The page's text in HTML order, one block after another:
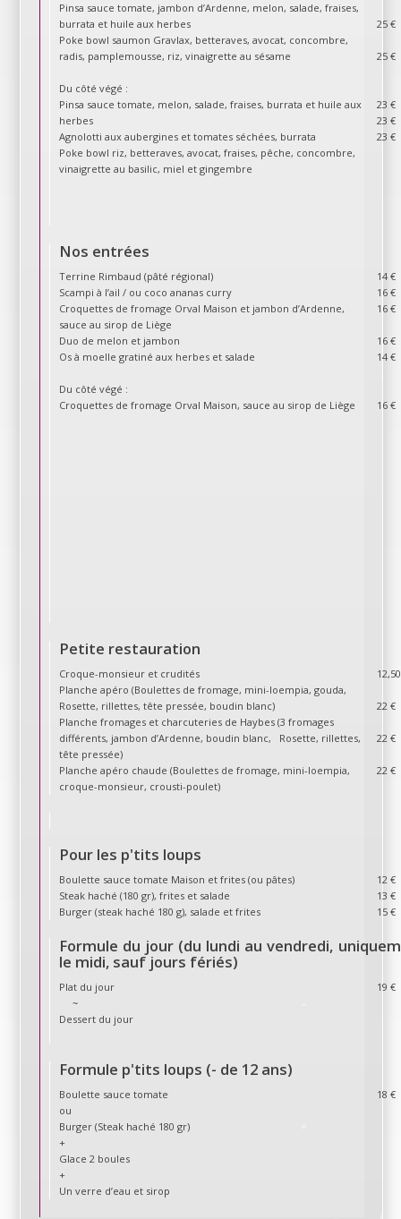
Pinsa sauce tomate, jambon d’Ardenne, melon, salade, fraises,
burrata et huile aux herbes
Poke bowl saumon Gravlax, betteraves, avocat, concombre,
radis, pamplemousse, riz, vinaigrette au sésame
Du côté végé :
Pinsa sauce tomate, melon, salade, fraises, burrata et huile aux
herbes
Agnolotti aux aubergines et tomates séchées, burrata
Poke bowl riz, betteraves, avocat, fraises, pêche, concombre,
vinaigrette au basilic, miel et gingembre
25 €
25 €
23 €
23 €
23 €
Nos entrées
Terrine Rimbaud (pâté régional)
Scampi à l’ail / ou coco ananas curry
Croquettes de fromage Orval Maison et jambon d’Ardenne,
sauce au sirop de Liège
Duo de melon et jambon
Os à moelle gratiné aux herbes et salade
Du côté végé :
Croquettes de fromage Orval Maison, sauce au sirop de Liège
14 €
16 €
16 €
16 €
14 €
16 €
Petite restauration
Croque-monsieur et crudités
Planche apéro (Boulettes de fromage, mini-loempia, gouda,
Rosette, rillettes, tête pressée, boudin blanc)
Planche fromages et charcuteries de Haybes (3 fromages
différents, jambon d’Ardenne, boudin blanc, Rosette, rillettes,
tête pressée)
Planche apéro chaude (Boulettes de fromage, mini-loempia,
croque-monsieur, crousti-poulet)
22 €
22 €
22 €
Pour les p'tits loups
Boulette sauce tomate Maison et frites (ou pâtes)
Steak haché (180 gr), frites et salade
Burger (steak haché 180 g), salade et frites
12 €
13 €
15 €
Formule du jour (du lundi au vendredi,
le midi, sauf jours fériés)
Plat du jour
~
Dessert du jour
19 €
Formule p'tits loups (- de 12 ans)
Boulette sauce tomate
ou
Burger (Steak haché 180 gr)
+
Glace 2 boules
+
Un verre d’eau et sirop
18 €